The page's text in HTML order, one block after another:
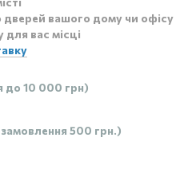
вашого дому чи офісу
вас місці
до 10 000 грн)
500 грн.)